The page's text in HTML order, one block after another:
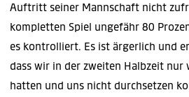
Auftritt seiner Mannschaft nicht
kompletten Spiel ungefähr 80
es kontrolliert. Es ist ärgerlich und
dass wir in der zweiten Halbzeit nur
hatten und uns nicht durchsetzen